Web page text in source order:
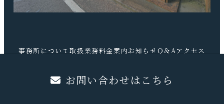
事務所について取扱業務料金案内お知らせQ＆Aアクセス
お問い合わせはこちら